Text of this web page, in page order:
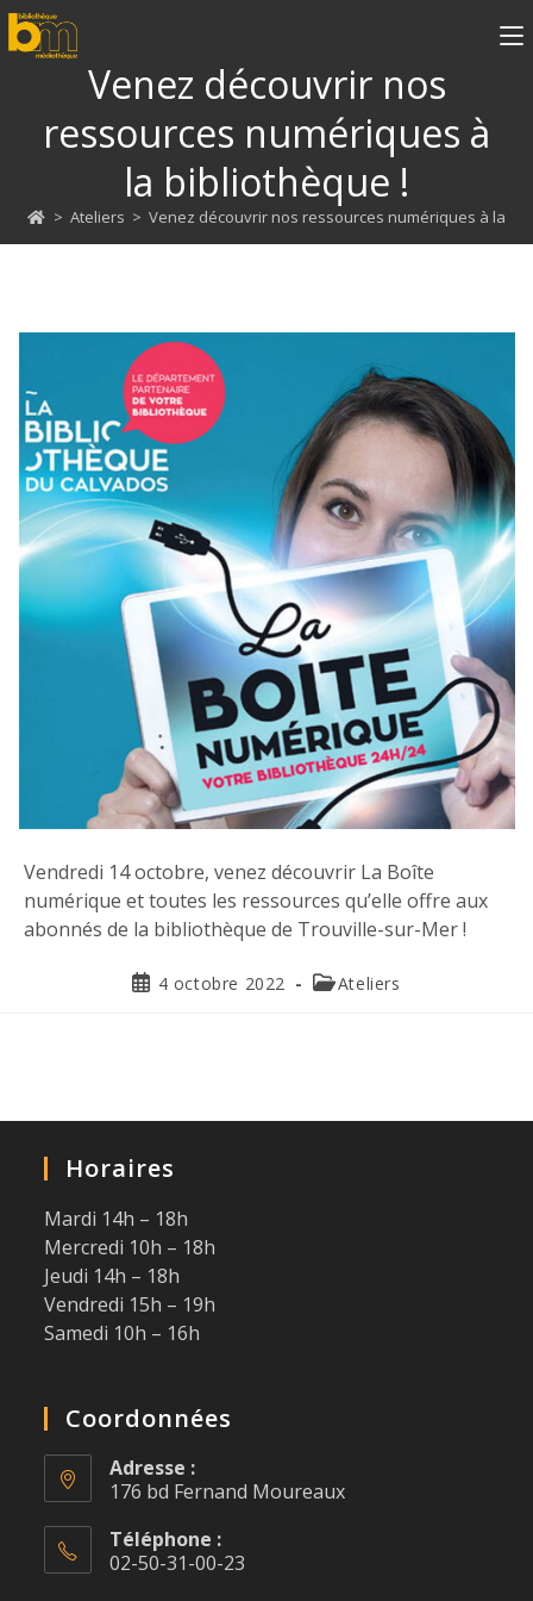
Venez découvrir nos
ressources numériques à
la bibliothèque !
> Ateliers > Venez découvrir nos ressources numériques à la
Vendredi 14 octobre, venez découvrir La Boîte
numérique et toutes les ressources qu’elle offre aux
abonnés de la bibliothèque de Trouville-sur-Mer !
4 octobre 2022 Ateliers
Horaires
Mardi 14h – 18h
Mercredi 10h – 18h
Jeudi 14h – 18h
Vendredi 15h – 19h
Samedi 10h – 16h
Coordonnées
Adresse :
176 bd Fernand Moureaux
Téléphone :
02-50-31-00-23